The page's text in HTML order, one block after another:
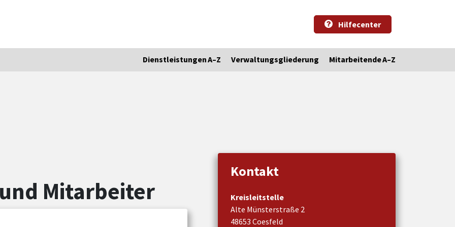
Hilfecenter
Dienstleistungen A–Z Verwaltungsgliederung Mitarbeitende A–Z
Mitarbeiter
Kontakt
Kreisleitstelle
Alte Münsterstraße 2
48653 Coesfeld